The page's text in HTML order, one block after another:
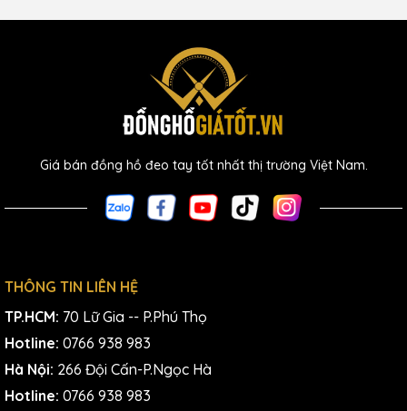
Giá bán đồng hồ đeo tay tốt nhất thị trường Việt Nam.
THÔNG TIN LIÊN HỆ
TP.HCM: 70 Lữ Gia -- P.Phú Thọ
Hotline: 0766 938 983
Hà Nội: 266 Đội Cấn-P.Ngọc Hà
Hotline: 0766 938 983